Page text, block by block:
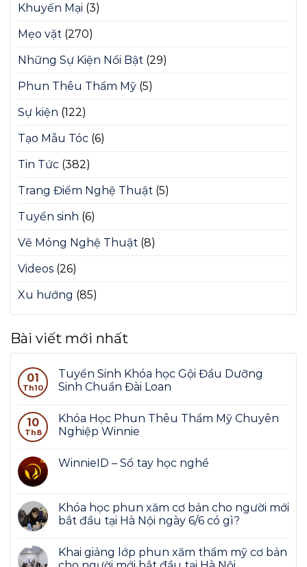
Khuyến Mại (3)
Mẹo vặt (270)
Những Sự Kiện Nổi Bật (29)
Phun Thêu Thẩm Mỹ (5)
Sự kiện (122)
Tạo Mẫu Tóc (6)
Tin Tức (382)
Trang Điểm Nghệ Thuật (5)
Tuyển sinh (6)
Vẽ Móng Nghệ Thuật (8)
Videos (26)
Xu hướng (85)
Bài viết mới nhất
01
Th10
Tuyển Sinh Khóa học Gội Đầu Dưỡng
Sinh Chuẩn Đài Loan
10
Th8
Khóa Học Phun Thêu Thẩm Mỹ Chuyên
Nghiệp Winnie
WinnieID – Sổ tay học nghề
Khóa học phun xăm cơ bản cho người mới
bắt đầu tại Hà Nội ngày 6/6 có gì?
Khai giảng lớp phun xăm thẩm mỹ cơ bản